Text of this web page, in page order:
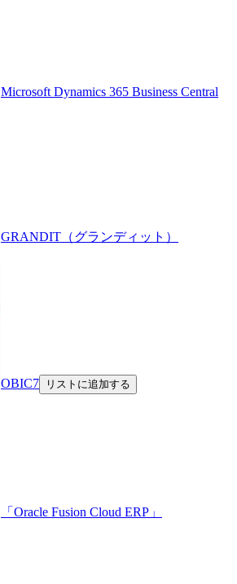
Microsoft Dynamics 365 Business Central
GRANDIT（グランディット）
OBIC7 リストに追加する
「Oracle Fusion Cloud ERP」